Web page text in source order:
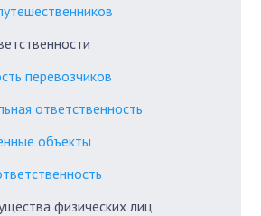
перевозчиков
ответственность
объекты
физических лиц